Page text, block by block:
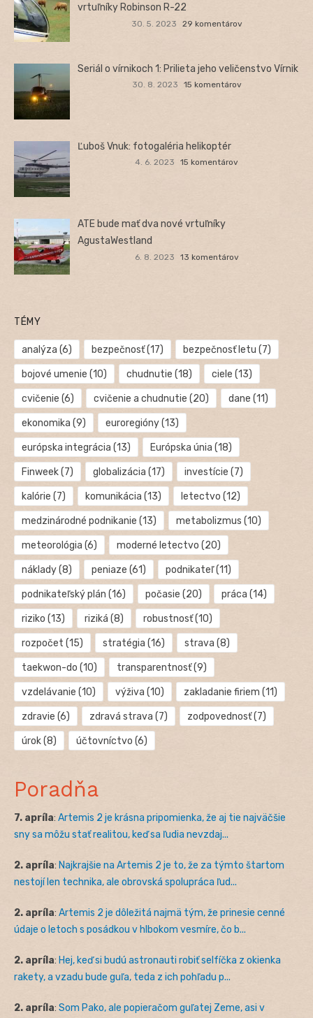
vrtuľníky Robinson R-22
30. 5. 2023 29 komentárov
Seriál o vírnikoch 1: Prilieta jeho veličenstvo Vírnik
30. 8. 2023 15 komentárov
Ľuboš Vnuk: fotogaléria helikoptér
4. 6. 2023 15 komentárov
ATE bude mať dva nové vrtuľníky
AgustaWestland
6. 8. 2023 13 komentárov
TÉMY
analýza (6) bezpečnosť(17) bezpečnosť letu (7)
bojové umenie (10) chudnutie (18) ciele (13)
cvičenie (6) cvičenie a chudnutie (20) dane (11)
ekonomika (9) euroregióny(13)
európska integrácia (13) Európska únia (18)
Finweek(7) globalizácia (17) investície (7)
kalórie (7) komunikácia (13) letectvo (12)
medzinárodné podnikanie (13) metabolizmus (10)
meteorológia (6) moderné letectvo (20)
náklady(8) peniaze (61) podnikateľ(11)
podnikateľský plán (16) počasie (20) práca (14)
riziko (13) riziká (8) robustnosť(10)
rozpočet (15) stratégia (16) strava (8)
taekwon-do (10) transparentnosť(9)
vzdelávanie (10) výživa (10) zakladanie firiem (11)
zdravie (6) zdravá strava (7) zodpovednosť(7)
úrok(8) účtovníctvo (6)
Poradňa
7. apríla: Artemis 2 je krásna pripomienka, že aj tie najväčšie
sny sa môžu stať realitou, keď sa ľudia nevzdaj...
2. apríla: Najkrajšie na Artemis 2 je to, že za týmto štartom
nestojí len technika, ale obrovská spolupráca ľud...
2. apríla: Artemis 2 je dôležitá najmä tým, že prinesie cenné
údaje o letoch s posádkou v hlbokom vesmíre, čo b...
2. apríla: Hej, keď si budú astronauti robiť selfíčka z okienka
rakety, a vzadu bude guľa, teda z ich pohľadu p...
2. apríla: Som Pako, ale popieračom guľatej Zeme, asi v